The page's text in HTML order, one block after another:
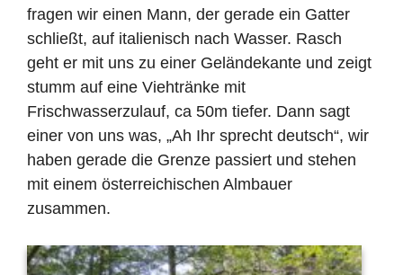
fragen wir einen Mann, der gerade ein Gatter
schließt, auf italienisch nach Wasser. Rasch
geht er mit uns zu einer Geländekante und zeigt
stumm auf eine Viehtränke mit
Frischwasserzulauf, ca 50m tiefer. Dann sagt
einer von uns was, „Ah Ihr sprecht deutsch“, wir
haben gerade die Grenze passiert und stehen
mit einem österreichischen Almbauer
zusammen.